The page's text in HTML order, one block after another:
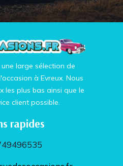
large sélection de
à Evreux. Nous
les plus bas ainsi que le
client possible.
rapides